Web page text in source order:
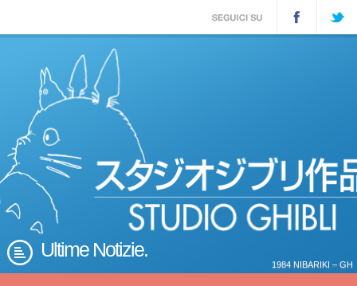
Ultime Notizie.
1984 NIBARIKI – GH